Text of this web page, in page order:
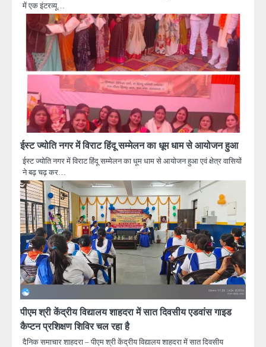
में एक इंटरव्यू…
ईस्ट ज्योति नगर में विराट हिंदू सम्मेलन का धूम धाम से आयोजन हुआ
ईस्ट ज्योति नगर में विराट हिंदू सम्मेलन का धूम धाम से आयोजन हुआ एवं क्षेत्र वासियों
ने बढ़ चढ़ कर…
पीएम श्री केंद्रीय विद्यालय शाहदरा में सात दिवसीय एडवांस गाइड
कैप्टन प्रशिक्षण शिविर चल रहा है
दैनिक समाचार शाहदरा – पीएम श्री केंद्रीय विद्यालय शाहदरा में सात दिवसीय